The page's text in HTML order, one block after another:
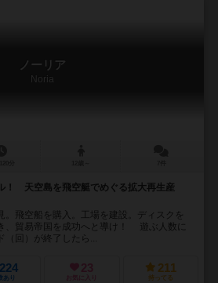
ノーリア
Noria
！ 天空島を飛空艇でめぐる拡大再生産
飛空船を購入。工場を建設。ディスクを
、貿易帝国を成功へと導け！ 遊ぶ人数に
（回）が終了したら...
224
あり
23
お気に入り
211
持ってる